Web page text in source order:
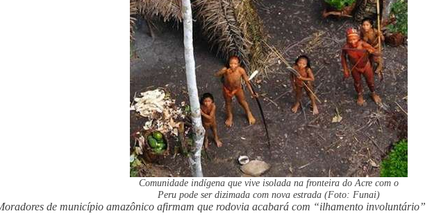
Comunidade indígena que vive isolada na fronteira do Acre com o
Peru pode ser dizimada com nova estrada (Foto: Funai)
de município amazônico afirmam que rodovia acabará com “ilhamento involuntário”